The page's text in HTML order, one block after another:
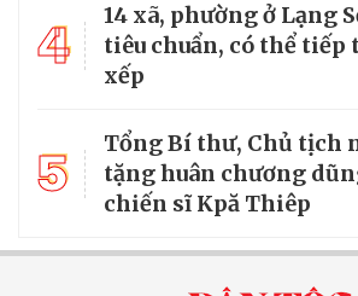
4
14 xã, phường ở Lạng
tiêu chuẩn, có thể tiếp
xếp
5
Tổng Bí thư, Chủ tịch
tặng huân chương
chiến sĩ Kpă Thiêp